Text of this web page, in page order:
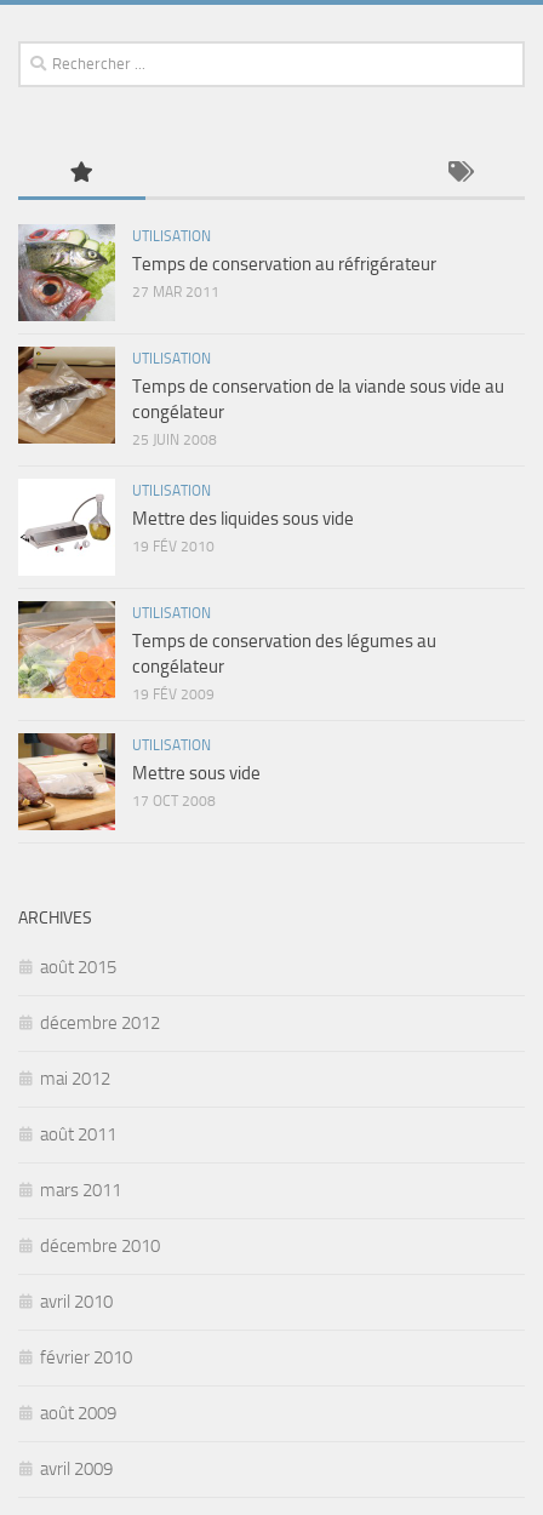
UTILISATION
Temps de conservation au réfrigérateur
27 MAR 2011
UTILISATION
Temps de conservation de la viande sous vide au
congélateur
25 JUIN 2008
UTILISATION
Mettre des liquides sous vide
19 FÉV 2010
UTILISATION
Temps de conservation des légumes au
congélateur
19 FÉV 2009
UTILISATION
Mettre sous vide
17 OCT 2008
ARCHIVES
août 2015
décembre 2012
mai 2012
août 2011
mars 2011
décembre 2010
avril 2010
février 2010
août 2009
avril 2009